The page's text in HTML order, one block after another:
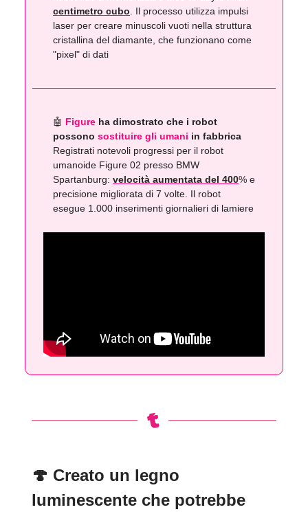
centimetro cubo. Il processo utilizza impulsi
laser per creare minuscoli vuoti nella struttura
cristallina del diamante, che funzionano come
"pixel" di dati
🤖 Figure ha dimostrato che i robot
possono sostituire gli umani in fabbrica
Registrati notevoli progressi per il robot
umanoide Figure 02 presso BMW
Spartanburg: velocità aumentata del 400% e
precisione migliorata di 7 volte. Il robot
esegue 1.000 inserimenti giornalieri di lamiere
🍄 Creato un legno
luminescente che potrebbe